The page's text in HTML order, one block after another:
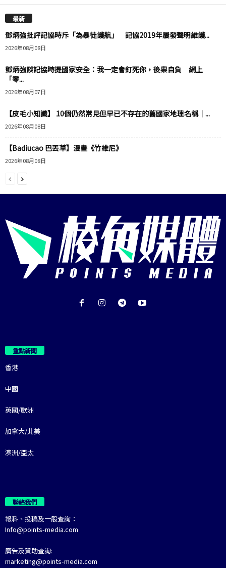
最新
鄧炳強批評記協時斥「為暴徒護航」 記協2019年屢發聲明維護...
2026年08月08日
鄧炳強談記協時提國家安全：我一定會釘死你，後果自負 網上
「零...
2026年08月07日
【皮毛小知識】 10個仍然常見但早已不存在的舊國家地理名稱｜...
2026年08月08日
【Badiucao 巴丟草】漫畫《竹維尼》
2026年08月08日
重點新聞
香港
中國
英國/歐洲
加拿大/北美
澳洲/亞太
聯絡我們
報料、投稿及一般查詢：
Info@points-media.com
廣告及贊助查詢:
marketing@points-media.com